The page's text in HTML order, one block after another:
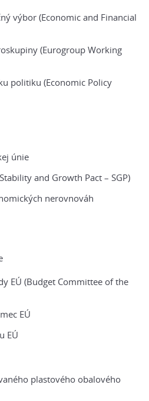
výbor (Economic and Financial
(Eurogroup Working
politiku (Economic Policy
únie
and Growth Pact – SGP)
nerovnováh
EÚ (Budget Committee of the
EÚ
EÚ
plastového obalového